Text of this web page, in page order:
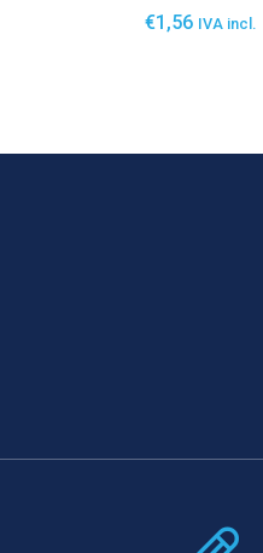
€1,56 IVA incl.